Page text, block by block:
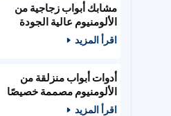
مشابك أبواب زجاجية من
الألومنيوم عالية الجودة
مصممة حسب الطلب،
وأدوات أبواب خشبية
اقرأ المزيد
أدوات أبواب منزلقة من
الألومنيوم مصممة خصيصًا
ومثبتات زجاجية
اقرأ المزيد